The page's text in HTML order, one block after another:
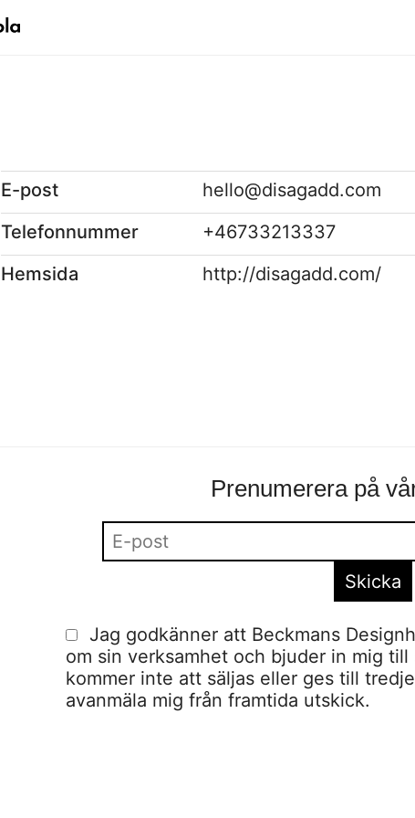
E-post
hello@disagadd.com
Telefonnummer
+46733213337
Hemsida
http://disagadd.com/
Prenumerera på
Jag godkänner att Beckmans
om sin verksamhet och bjuder in mig
kommer inte att säljas eller ges till
avanmäla mig från framtida utskick.